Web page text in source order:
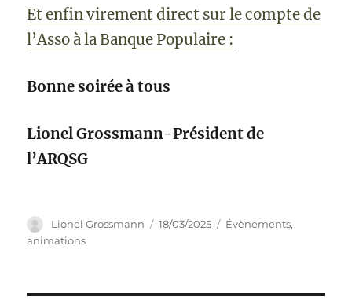
Et enfin virement direct sur le compte de
l’Asso à la Banque Populaire :
Bonne soirée à tous
Lionel Grossmann-Président de
l’ARQSG
Auteur
Lionel Grossmann
Publié
18/03/2025 Catégories
Évènements,
animations